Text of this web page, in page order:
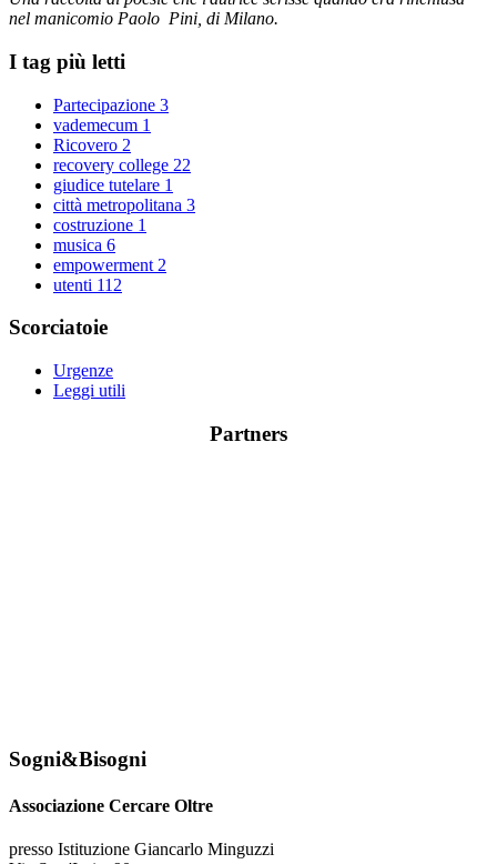
nel manicomio Paolo Pini, di Milano.
I tag più letti
Partecipazione 3
vademecum 1
Ricovero 2
recovery college 22
giudice tutelare 1
città metropolitana 3
costruzione 1
musica 6
empowerment 2
utenti 112
Scorciatoie
Urgenze
Leggi utili
Partners
Sogni&Bisogni
Associazione Cercare Oltre
presso Istituzione Giancarlo Minguzzi